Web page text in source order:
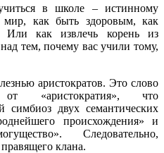
в школе – истинному
как быть здоровым, как
Или как извлечь корень из
тем, почему вас учили тому,
аристократов. Это слово
«аристократия», что
симбиоз двух семантических
происхождения» и
Следовательно,
клана.